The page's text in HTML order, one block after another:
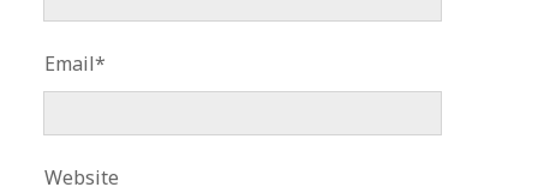
Email*
Website